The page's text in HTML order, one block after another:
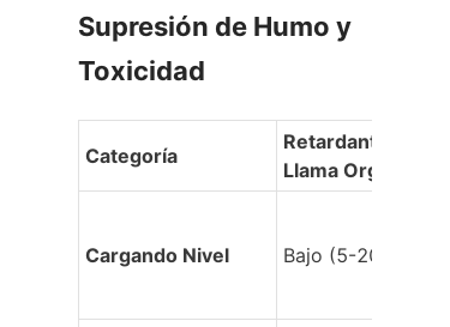
Supresión de Humo y
Toxicidad
Categoría
Retardante de
Llama Orgánico
Cargando Nivel Bajo (5-20%)